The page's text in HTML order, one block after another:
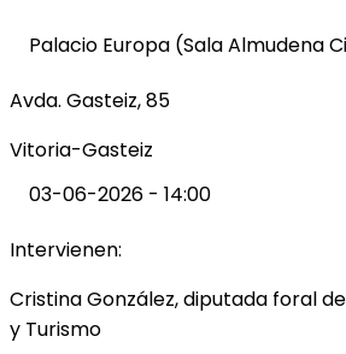
Palacio Europa (Sala Almudena
Avda. Gasteiz, 85
Vitoria-Gasteiz
03-06-2026 - 14:00
Intervienen:
Cristina González, diputada foral
y Turismo